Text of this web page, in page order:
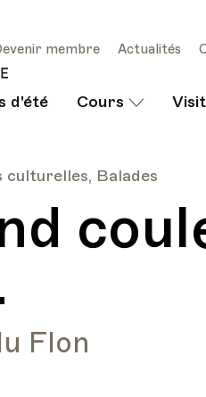
Université
Lausanne
culturelles, Balades
Flon
d'été Cours
membre Actualités